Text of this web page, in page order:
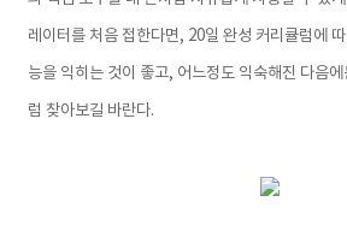
레이터를 처음 접한다면, 20일 완성 커리큘럼에
능을 익히는 것이 좋고, 어느정도 익숙해진 다음
럼 찾아보길 바란다.